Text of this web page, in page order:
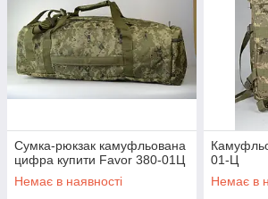
Де купити недорогі камуфляжні сумки?
інтернет магазині Фавор, інтернет
Іноді військовим потрібна тривожна
вибрати між невеликою сумкою
сумка рюкзак на 50 літрів. Багато наших
можете побачити на фото, обшиті
Cумка-рюкзак камуфльована
цифра купити Favor 380-01Ц
Немає в наявності
01-Ц
Немає в